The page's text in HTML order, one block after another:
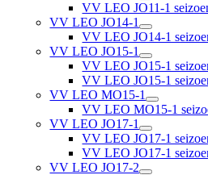
VV LEO JO11-1
VV LEO JO14-1
VV LEO JO14-1
VV LEO JO15-1
VV LEO JO15-1
VV LEO JO15-1
VV LEO MO15-1
VV LEO MO15-1
VV LEO JO17-1
VV LEO JO17-1
VV LEO JO17-1
VV LEO JO17-2